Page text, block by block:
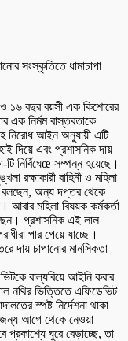
ও ১৬ বছর বয়সী এক কিশোরের
এক নির্মম বাস্তবতাকে
নিরোধ আইন অনুযায়ী এটি
দিয়ে এবং প্রশাসনিক দায়
নির্বিঘেœ সম্পন্ন হয়েছে।
রক্ষাকারী বাহিনী ও মহিলা
বলছেন, অন্য দপ্তর থেকে
আবার মহিলা বিষয়ক কর্মকর্তা
প্রশাসনিক এই লাল
পার পেয়ে যাচ্ছে।
দায় চাপানোর মানসিকতা
বাল্যবিয়ে আইনি করার
নথির ভিত্তিতে এফিডেভিট
স্পষ্ট নির্দেশনা থাকা
জন্য আগে থেকে নেওয়া
প্রকাশ্যে ঘুরে বেড়াচ্ছে, তা